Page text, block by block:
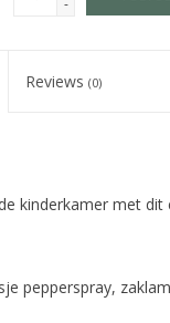
-
Reviews(0)
kinderkamer met
pepperspray,